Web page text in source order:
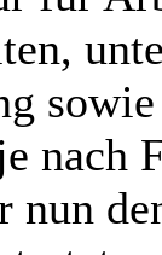
nach